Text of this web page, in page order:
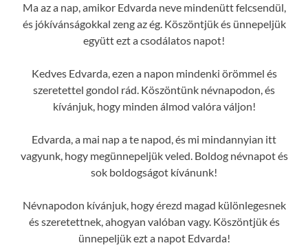
Ma az a nap, amikor Edvarda neve mindenütt felcsendül,
és jókívánságokkal zeng az ég. Köszöntjük és ünnepeljük
együtt ezt a csodálatos napot!
Kedves Edvarda, ezen a napon mindenki örömmel és
szeretettel gondol rád. Köszöntünk névnapodon, és
kívánjuk, hogy minden álmod valóra váljon!
Edvarda, a mai nap a te napod, és mi mindannyian itt
vagyunk, hogy megünnepeljük veled. Boldog névnapot és
sok boldogságot kívánunk!
Névnapodon kívánjuk, hogy érezd magad különlegesnek
és szeretettnek, ahogyan valóban vagy. Köszöntjük és
ünnepeljük ezt a napot Edvarda!